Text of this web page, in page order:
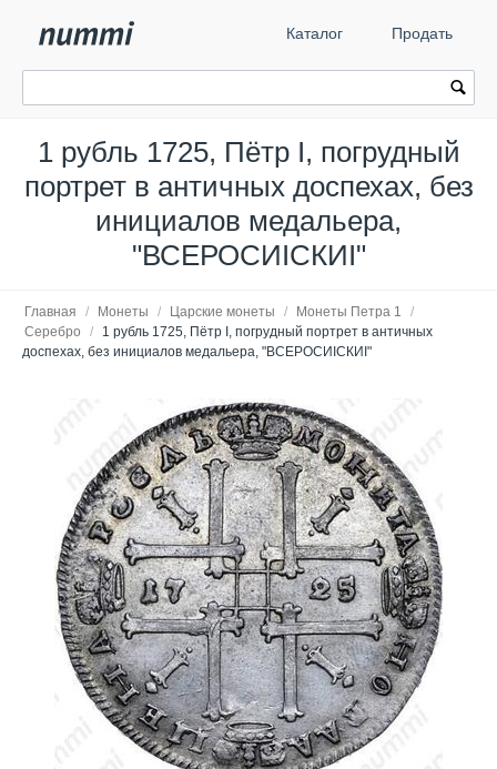
Каталог Продать
1 рубль 1725, Пётр I, погрудный
портрет в античных доспехах, без
инициалов медальера,
"ВСЕРОСИIСКИI"
Главная / Монеты / Царские монеты / Монеты Петра 1
/
Серебро
/
1 рубль 1725, Пётр I, погрудный портрет в античных
доспехах, без инициалов медальера, "ВСЕРОСИIСКИI"